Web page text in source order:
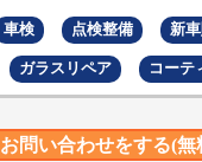
車検 点検整備 新
ガラスリペア コーテ
お問い合わせをする(無